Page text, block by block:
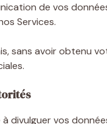
de vos
Services.
sans avoir obtenu
divulguer vos